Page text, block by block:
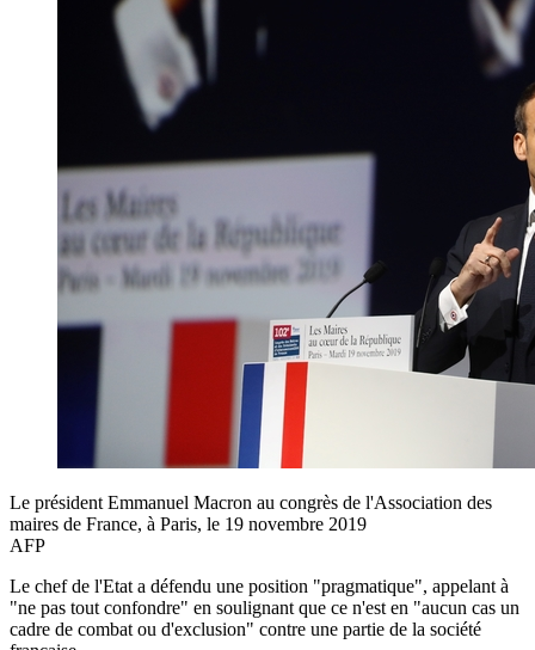
Le président Emmanuel Macron au congrès de l'Association des
maires de France, à Paris, le 19 novembre 2019
AFP
Le chef de l'Etat a défendu une position "pragmatique", appelant à
"ne pas tout confondre" en soulignant que ce n'est en "aucun cas un
cadre de combat ou d'exclusion" contre une partie de la société